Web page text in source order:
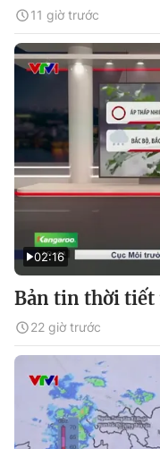
11 giờ trước
02:16
Bản tin thời tiết
22 giờ trước